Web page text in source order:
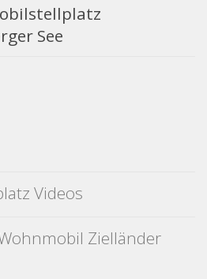
See
Videos
Zielländer